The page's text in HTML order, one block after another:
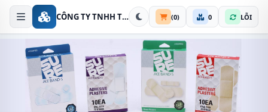
CÔNG TY TNHH THIẾT BỊ AN NINH KIM THÀNH (0) 0 LỖI